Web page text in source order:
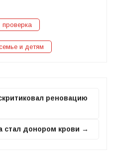
проверка
и детям
реновацию
стал донором крови →